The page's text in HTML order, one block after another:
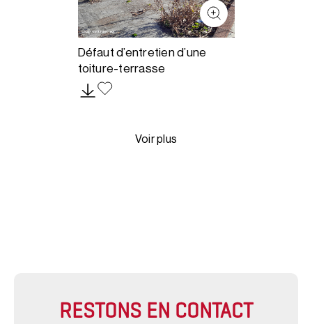
Défaut d’entretien d’une
toiture-terrasse
Voir plus
RESTONS EN CONTACT